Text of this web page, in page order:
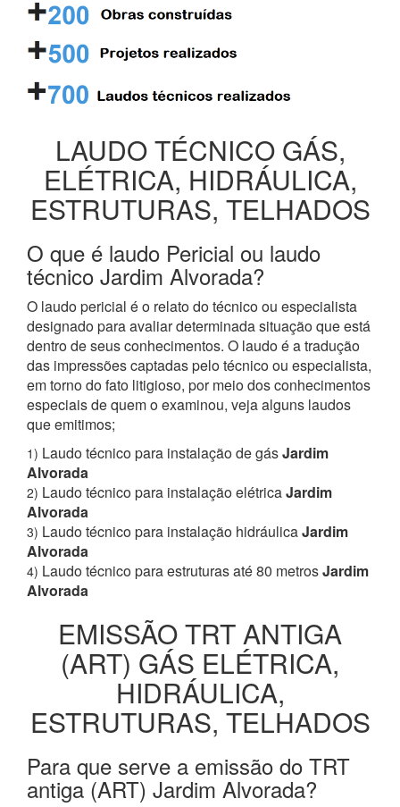
LAUDO TÉCNICO GÁS,
ELÉTRICA, HIDRÁULICA,
ESTRUTURAS, TELHADOS
O que é laudo Pericial ou laudo
técnico Jardim Alvorada?
O laudo pericial é o relato do técnico ou especialista
designado para avaliar determinada situação que está
dentro de seus conhecimentos. O laudo é a tradução
das impressões captadas pelo técnico ou especialista,
em torno do fato litigioso, por meio dos conhecimentos
especiais de quem o examinou, veja alguns laudos
que emitimos;
1) Laudo técnico para instalação de gásJardim
Alvorada
2) Laudo técnico para instalação elétricaJardim
Alvorada
3) Laudo técnico para instalação hidráulicaJardim
Alvorada
4) Laudo técnico para estruturas até 80 metrosJardim
Alvorada
EMISSÃO TRT ANTIGA
(ART) GÁS ELÉTRICA,
HIDRÁULICA,
ESTRUTURAS, TELHADOS
Para que serve a emissão do TRT
antiga (ART) Jardim Alvorada?